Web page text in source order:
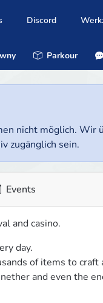
Discord
Parkour
nicht möglich. Wir
zugänglich sein.
Events
and casino.
day.
of items to craft
and even the